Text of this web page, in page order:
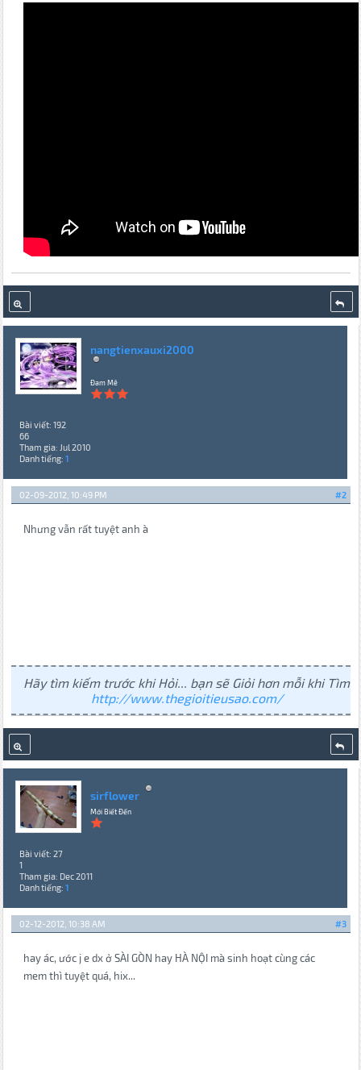
nangtienxauxi2000
Đam Mê
Bài viết: 192
66
Tham gia: Jul 2010
Danh tiếng: 1
#2
02-09-2012, 10:49 PM
Nhưng vẫn rất tuyệt anh à
Hãy tìm kiếm trước khi Hỏi... bạn sẽ Giỏi hơn mỗi khi Tìm
http://www.thegioitieusao.com/
sirflower
Mới Biết Đến
Bài viết: 27
1
Tham gia: Dec 2011
Danh tiếng: 1
#3
02-12-2012, 10:38 AM
hay ác, ước j e dx ở SÀI GÒN hay HÀ NỘI mà sinh hoạt cùng các
mem thì tuyệt quá, hix...